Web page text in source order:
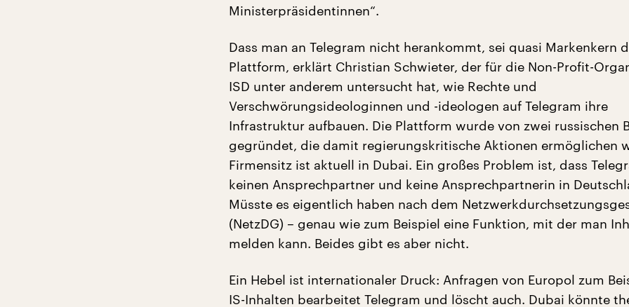
Ministerpräsidentinnen“.
Dass man an Telegram nicht herankommt, sei quasi Markenkern
Plattform, erklärt Christian Schwieter, der für die Non-Profit-
ISD unter anderem untersucht hat, wie Rechte und
Verschwörungsideologinnen und -ideologen auf Telegram ihre
Infrastruktur aufbauen. Die Plattform wurde von zwei russischen
gegründet, die damit regierungskritische Aktionen ermöglichen
Firmensitz ist aktuell in Dubai. Ein großes Problem ist, dass
keinen Ansprechpartner und keine Ansprechpartnerin in
Müsste es eigentlich haben nach dem
(NetzDG) – genau wie zum Beispiel eine Funktion, mit der man
melden kann. Beides gibt es aber nicht.
Ein Hebel ist internationaler Druck: Anfragen von Europol zum
IS-Inhalten bearbeitet Telegram und löscht auch. Dubai könnte